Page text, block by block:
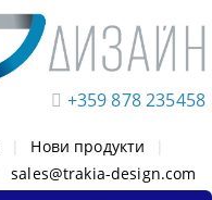
+359 878 235458
Нови продукти
sales@trakia-design.com